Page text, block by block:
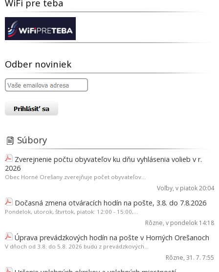
WiFi pre teba
Odber noviniek
Súbory
Zverejnenie počtu obyvateľov ku dňu vyhlásenia volieb v r.
2026
Obec Horné Orešany zverejňuje počet obyvateľov...
Voľby, v piatok 20:04
Dočasná zmena otváracích hodín na pošte, 3.8. do 7.8.2026
Pondelok, utorok, štvrtok, piatok: 12:00 - 15:00,...
Rôzne, v pondelok 14:18
Úprava prevádzkových hodín na pošte v Horných Orešanoch
V dňoch od 3.8. do 5.8. 2026 budú z prevádzkových...
Rôzne, 31. 7. 7:55